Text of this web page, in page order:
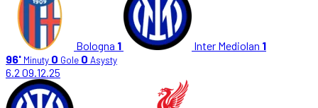
Bologna 1 Inter Mediolan 1
96' Minuty 0 Gole 0 Asysty
6.2 09.12.25